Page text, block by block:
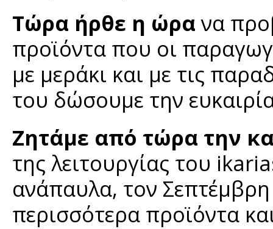
Τώρα ήρθε η ώρανα
προϊόντα που οι
με μεράκι και με τις
του δώσουμε την
Ζητάμε από τώρα την
της λειτουργίας του
ανάπαυλα, τον
περισσότερα προϊόντα